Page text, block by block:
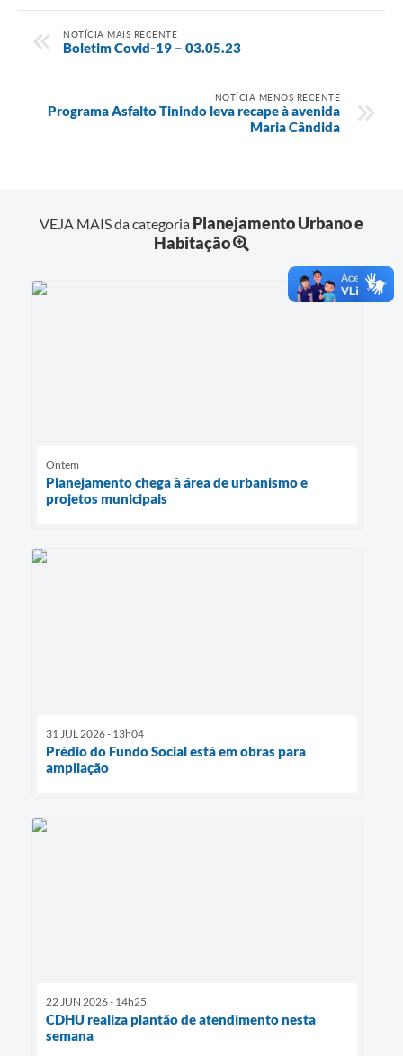
NOTÍCIA MAIS RECENTE
Boletim Covid-19 – 03.05.23
NOTÍCIA MENOS RECENTE
Programa Asfalto Tinindo leva recape à avenida
Maria Cândida
VEJA MAIS da categoria Planejamento Urbano e
Habitação
Ontem
Planejamento chega à área de urbanismo e
projetos municipais
31 JUL 2026 - 13h04
Prédio do Fundo Social está em obras para
ampliação
22 JUN 2026 - 14h25
CDHU realiza plantão de atendimento nesta
semana